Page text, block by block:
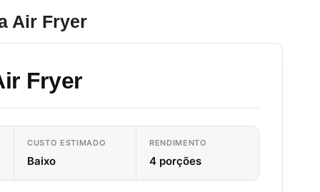
Air Fryer
Fryer
CUSTO ESTIMADO
Baixo
RENDIMENTO
4 porções